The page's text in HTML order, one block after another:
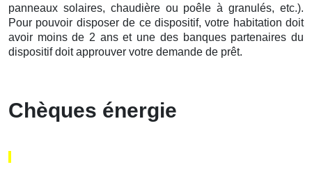
panneaux solaires, chaudière ou poêle à granulés, etc.).
Pour pouvoir disposer de ce dispositif, votre habitation doit
avoir moins de 2 ans et une des banques partenaires du
dispositif doit approuver votre demande de prêt.
Chèques énergie